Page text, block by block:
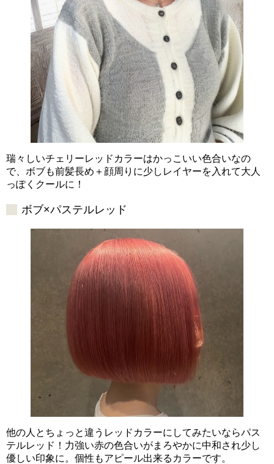
瑞々しいチェリーレッドカラーはかっこいい色合いなの
で、ボブも前髪長め＋顔周りに少しレイヤーを入れて大人
っぽくクールに！
ボブ×パステルレッド
他の人とちょっと違うレッドカラーにしてみたいならパス
テルレッド！力強い赤の色合いがまろやかに中和され少し
優しい印象に。個性もアピール出来るカラーです。